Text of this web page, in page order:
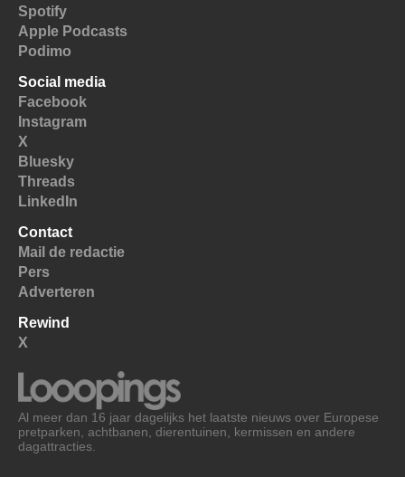
Spotify
Apple Podcasts
Podimo
Social media
Facebook
Instagram
X
Bluesky
Threads
LinkedIn
Contact
Mail de redactie
Pers
Adverteren
Rewind
X
Al meer dan 16 jaar dagelijks het laatste nieuws over Europese
pretparken, achtbanen, dierentuinen, kermissen en andere
dagattracties.